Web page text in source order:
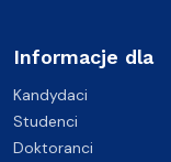
Informacje dla
Kandydaci
Studenci
Doktoranci